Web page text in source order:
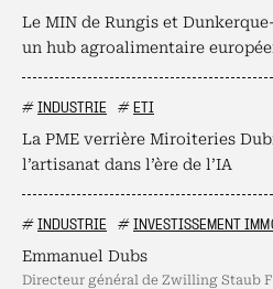
Le MIN de Rungis et
un hub agroalimentaire
# INDUSTRIE # ETI
La PME verrière Miroiteries
l’artisanat dans l’ère de l’IA
# INDUSTRIE # INVESTISSEMENT
Emmanuel Dubs
directeur général de Zwilling Staub